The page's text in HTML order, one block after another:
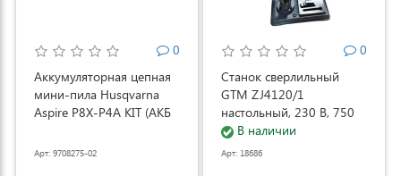
0
Аккумуляторная цепная
мини-пила Husqvarna
Aspire P8X-P4A KIT (АКБ
Арт: 9708275-02
0
Станок сверлильный
GTM ZJ4120/1
настольный, 230 В, 750
Вт (ZJ4120/1)
В наличии
Арт: 18686